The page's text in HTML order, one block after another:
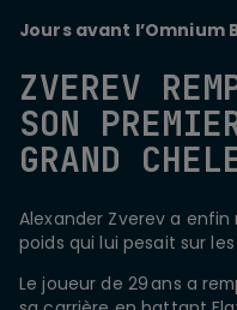
Jours avant l’Omnium
ZVEREV
SON
GRAND
Alexander Zverev a
poids qui lui pesait sur
Le joueur de 29 ans a